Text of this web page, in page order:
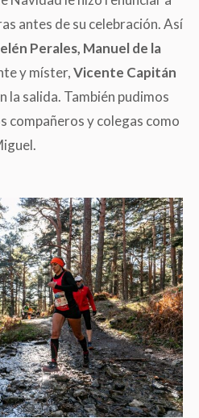
antes de su celebración. Así
Perales, Manuel de la
y míster,Vicente Capitán
la salida. También pudimos
compañeros y colegas como